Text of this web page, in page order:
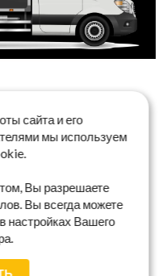
сайта и его
мы используем
Вы разрешаете
Вы всегда можете
настройках Вашего